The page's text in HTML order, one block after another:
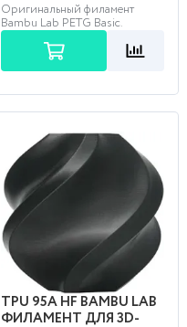
Оригинальный филамент
Bambu Lab PETG Basic.
Наличие цвета уточняйте в
комментарии к заказу.
TPU 95A HF BAMBU LAB
ФИЛАМЕНТ ДЛЯ 3D-